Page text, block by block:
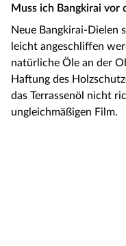
Muss ich Bangkirai vor
Neue Bangkirai-Dielen
leicht angeschliffen
natürliche Öle an der
Haftung des
das Terrassenöl nicht
ungleichmäßigen Film.